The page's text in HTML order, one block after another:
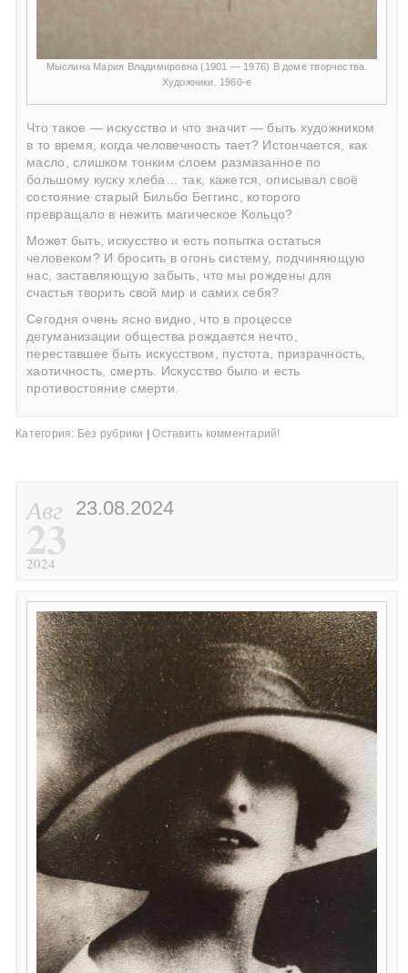
Мыслина Мария Владимировна (1901 — 1976) В доме творчества.
Художники. 1960-е
Что такое — искусство и что значит — быть художником
в то время, когда человечность тает? Истончается, как
масло, слишком тонким слоем размазанное по
большому куску хлеба… так, кажется, описывал своё
состояние старый Бильбо Беггинс, которого
превращало в нежить магическое Кольцо?
Может быть, искусство и есть попытка остаться
человеком? И бросить в огонь систему, подчиняющую
нас, заставляющую забыть, что мы рождены для
счастья творить свой мир и самих себя?
Сегодня очень ясно видно, что в процессе
дегуманизации общества рождается нечто,
переставшее быть искусством, пустота, призрачность,
хаотичность, смерть. Искусство было и есть
противостояние смерти.
Категория: Без рубрики Оставить комментарий!
Авг
23
2024
23.08.2024